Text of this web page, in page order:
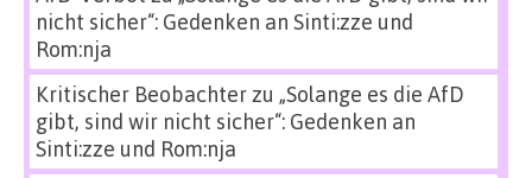
nicht sicher“: Gedenken an Sinti:zze und
Rom:nja
Kritischer Beobachterzu „Solange es die AfD
gibt, sind wir nicht sicher“: Gedenken an
Sinti:zze und Rom:nja